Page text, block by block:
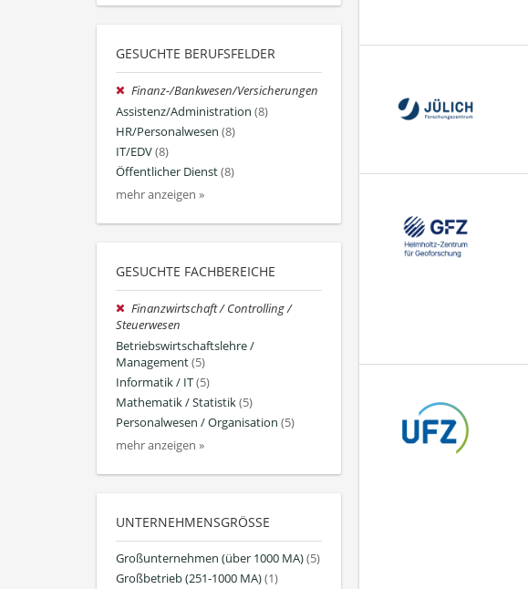
GESUCHTE BERUFSFELDER
Finanz-/Bankwesen/Versicherungen
Assistenz/Administration (8)
HR/Personalwesen (8)
IT/EDV(8)
Öffentlicher Dienst(8)
mehr anzeigen »
GESUCHTE FACHBEREICHE
Finanzwirtschaft / Controlling /
Steuerwesen
Betriebswirtschaftslehre /
Management(5)
Informatik / IT(5)
Mathematik / Statistik(5)
Personalwesen / Organisation (5)
mehr anzeigen »
UNTERNEHMENSGRÖSSE
Großunternehmen (über 1000 MA)(5)
Großbetrieb (251-1000 MA)(1)